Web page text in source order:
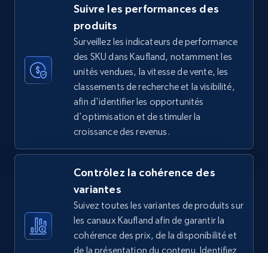
668+ Commencer
TikTok Shop - category
URL, Title, Available, Description, Currency, Initial
price, Final price, Discount percent, and more.
668+ Commencer
TikTok Shop - Collect TikTok shop products
by keywords search
URL, Title, Available, Description, Currency, Initial
price, Final price, Discount percent, and more.
Suivre les performances des
produits
Surveillez les indicateurs de performance
des SKU dans Kaufland, notamment les
unités vendues, la vitesse de vente, les
classements de recherche et la visibilité,
afin d'identifier les opportunités
d'optimisation et de stimuler la
croissance des revenus.
Contrôlez la cohérence des
variantes
Suivez toutes les variantes de produits sur
les canaux Kaufland afin de garantir la
cohérence des prix, de la disponibilité et
de la présentation du contenu. Identifiez